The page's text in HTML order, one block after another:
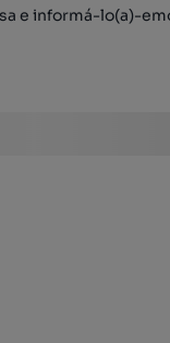
e informá-lo(a)-